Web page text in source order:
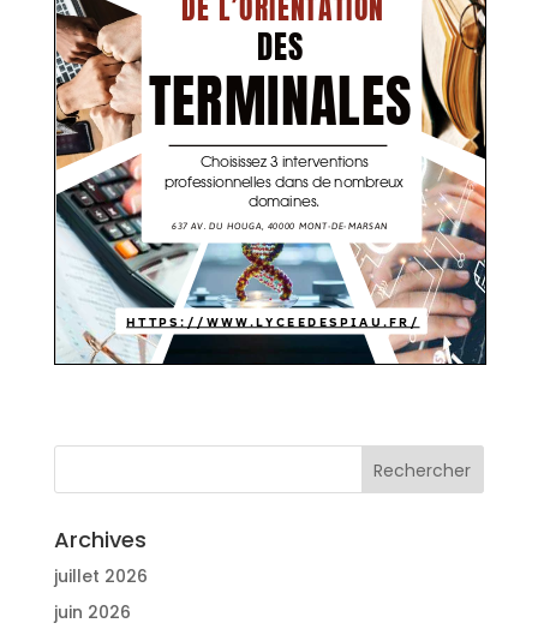
Archives
juillet 2026
juin 2026